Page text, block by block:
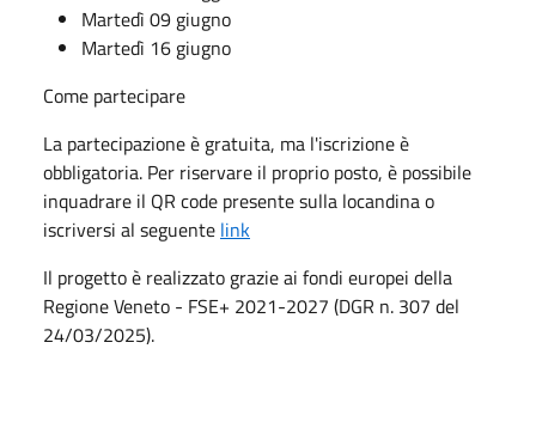
Martedì 09 giugno
Martedì 16 giugno
Come partecipare
La partecipazione è gratuita, ma l'iscrizione è
obbligatoria. Per riservare il proprio posto, è possibile
inquadrare il QR code presente sulla locandina o
iscriversi al seguente link
Il progetto è realizzato grazie ai fondi europei della
Regione Veneto - FSE+ 2021-2027 (DGR n. 307 del
24/03/2025).